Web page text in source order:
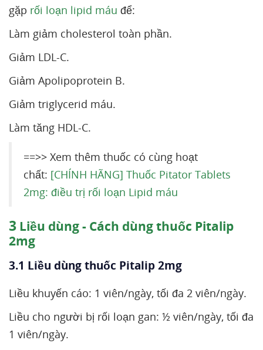
gặp rối loạn lipid máu để:
Làm giảm cholesterol toàn phần.
Giảm LDL-C.
Giảm Apolipoprotein B.
Giảm triglycerid máu.
Làm tăng HDL-C.
==>> Xem thêm thuốc có cùng hoạt
chất: [CHÍNH HÃNG] Thuốc Pitator Tablets
2mg: điều trị rối loạn Lipid máu
3 Liều dùng - Cách dùng thuốc Pitalip
2mg
3.1 Liều dùng thuốc Pitalip 2mg
Liều khuyến cáo: 1 viên/ngày, tối đa 2 viên/ngày.
Liều cho người bị rối loạn gan: ½ viên/ngày, tối đa
1 viên/ngày.